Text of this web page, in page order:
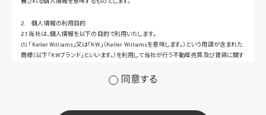
義される個人情報を意味するものとします。
2. 個人情報の利用目的
2.1 当社は、個人情報を以下の目的で利用いたします。
(1) 「Keller Williams」又は「KW」（Keller Williamsを意味します。）という用語が含まれた
商標（以下「KWブランド」といいます。）を利用して当社が行う不動産売買及び賃貸に関す
せ等への対応のため
同意する